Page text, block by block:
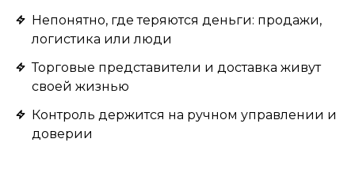
Непонятно, где теряются деньги: продажи,
логистика или люди
Торговые представители и доставка живут
своей жизнью
Контроль держится на ручном управлении и
доверии